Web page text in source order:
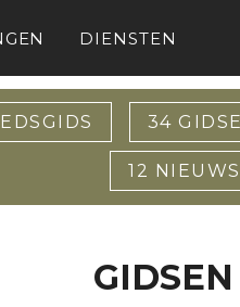
DIENSTEN
34
12